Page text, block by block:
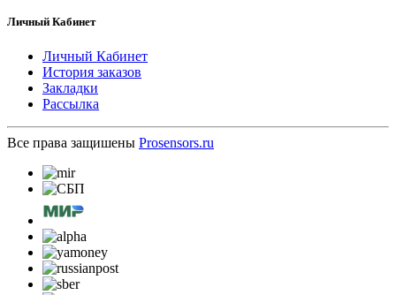
Личный Кабинет
Личный Кабинет
История заказов
Закладки
Рассылка
Все права защишены Prosensors.ru